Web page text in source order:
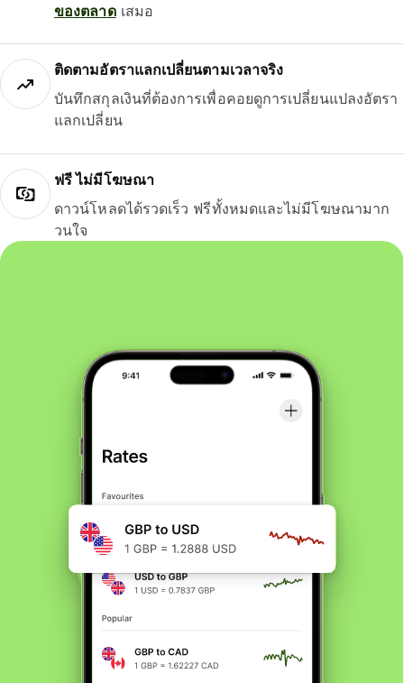
ของตลาดเสมอ
ติดตามอัตราแลกเปลี่ยนตามเวลาจริง
บันทึกสกุลเงินที่ต้องการเพื่อคอยดูการเปลี่ยนแปลงอัตรา
แลกเปลี่ยน
ฟรี ไม่มีโฆษณา
ดาวน์โหลดได้รวดเร็ว ฟรีทั้งหมดและไม่มีโฆษณามาก
วนใจ